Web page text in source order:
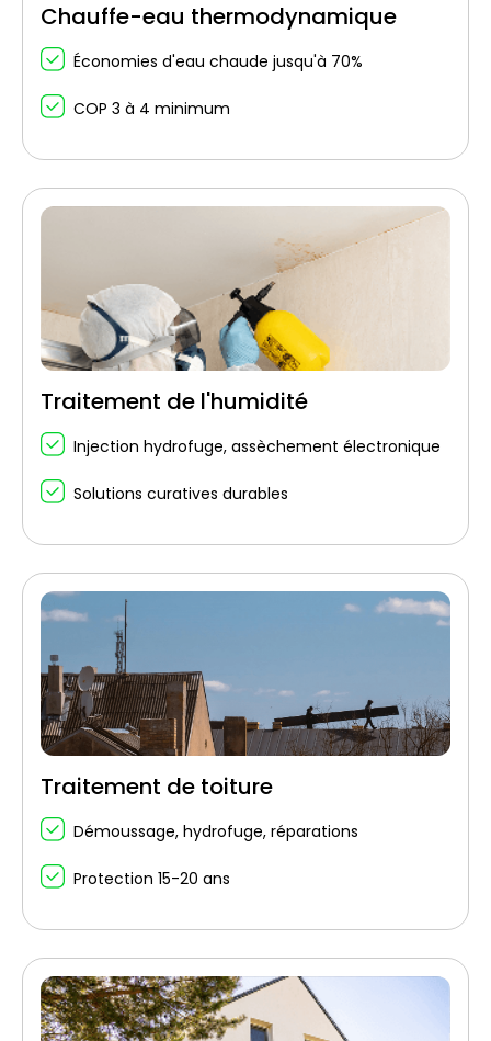
Chauffe-eau thermodynamique
Économies d'eau chaude jusqu'à 70%
COP 3 à 4 minimum
Traitement de l'humidité
Injection hydrofuge, assèchement électronique
Solutions curatives durables
Traitement de toiture
Démoussage, hydrofuge, réparations
Protection 15-20 ans